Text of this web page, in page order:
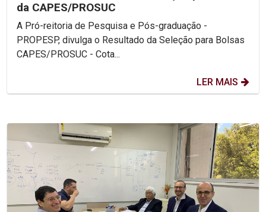
da CAPES/PROSUC
A Pró-reitoria de Pesquisa e Pós-graduação -
PROPESP, divulga o Resultado da Seleção para Bolsas
CAPES/PROSUC - Cota...
LER MAIS